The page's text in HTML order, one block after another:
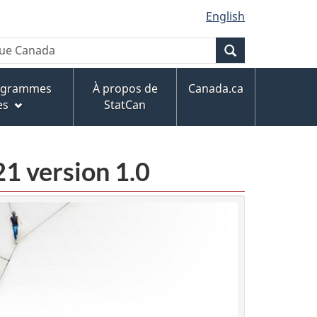
English
À propos de
StatCan
Canada.ca
version 1.0